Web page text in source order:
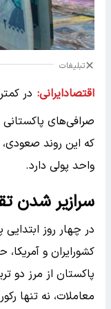
تبلیغات
اقتصادایرانی: در
صرافی‌های
که این روند
واحد پولی دارد.
سرازیر شدن
در چهار روز
کشورایران و
پاکستان از مرز دو
معاملات، نه تنها